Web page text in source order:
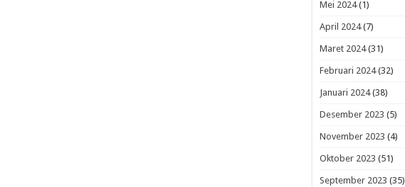
Mei 2024(1)
April 2024(7)
Maret 2024(31)
Februari 2024(32)
Januari 2024(38)
Desember 2023 (5)
November 2023 (4)
Oktober 2023 (51)
September 2023 (35)